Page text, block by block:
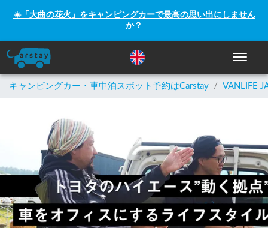
☀️「大曲の花火」をキャンピングカーで最高の思い出にしません
か？
ナビゲ
キャンピングカー・車中泊スポット予約はCarstay / VANLIFE